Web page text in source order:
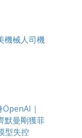
機械人司機
｜
默曼剛獲菲
型失控